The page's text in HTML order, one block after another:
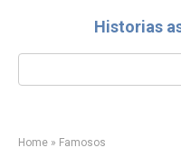
Historias
Search:
Home » Famosos